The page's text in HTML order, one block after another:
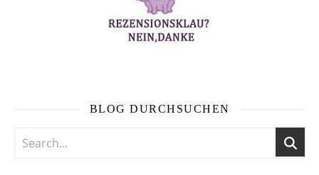
BLOG DURCHSUCHEN